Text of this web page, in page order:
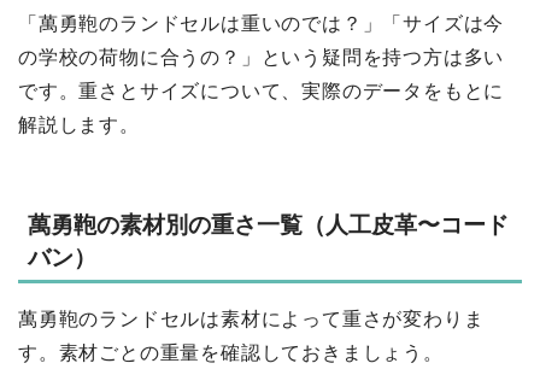
「萬勇鞄のランドセルは重いのでは？」「サイズは今
の学校の荷物に合うの？」という疑問を持つ方は多い
です。重さとサイズについて、実際のデータをもとに
解説します。
萬勇鞄の素材別の重さ一覧（人工皮革〜コード
バン）
萬勇鞄のランドセルは素材によって重さが変わりま
す。素材ごとの重量を確認しておきましょう。